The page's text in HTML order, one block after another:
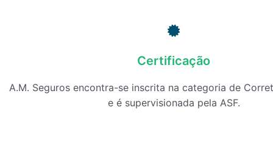
Certificação
A.M. Seguros encontra-se inscrita na categoria de
e é supervisionada pela ASF.